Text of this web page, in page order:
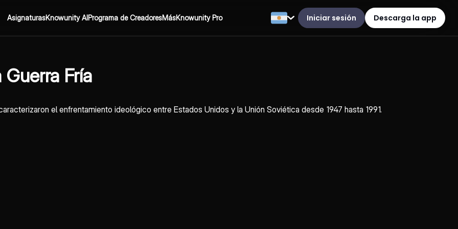
AsignaturasKnowunity AIPrograma de CreadoresMásKnowunity Pro Iniciar sesión Descarga la app
Fría
el enfrentamiento ideológico entre Estados Unidos y la Unión Soviética desde 1947 hasta 1991.